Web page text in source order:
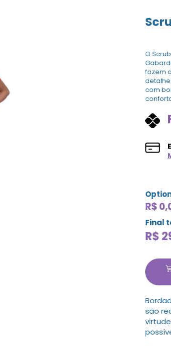
O
fazem
com
R$
Final
R$
são